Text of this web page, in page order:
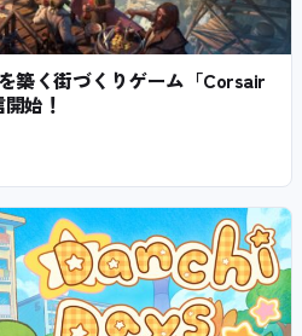
築く街づくりゲーム「Corsair
始！